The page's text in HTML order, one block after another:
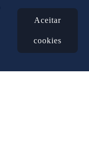
Aceitar
cookies